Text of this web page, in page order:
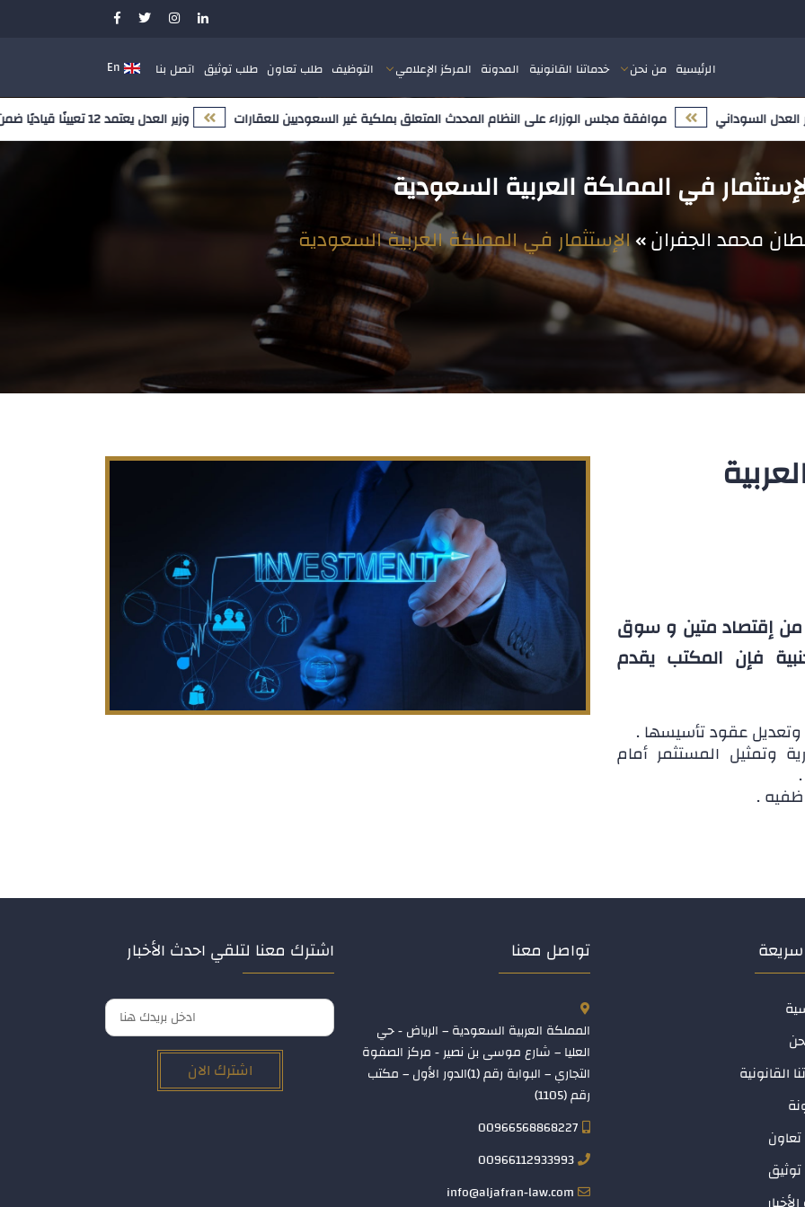
الرئيسية من نحن خدماتنا القانونية المدونة المركز الإعلامي التوظيف طلب تعاون طلب توثيق اتصل بنا En
وزير العدل يعتمد 12 تعيينًا قياديًا ضمن مسار تمكين الكفاءات الوطنية وتعزيز النضج المؤسسي موافقة مجلس الوزراء على النظام المحدث المتعلق بملكية غير السعوديين للعقارات
في المملكة العربية السعودية
محمد الجفران الإستثمار في المملكة العربية السعودية
من إقتصاد متين و سوق
فإن المكتب يقدم
عقود تأسيسها .
وتمثيل المستثمر أمام
.
القانونية
تواصل معنا
المملكة العربية السعودية – الرياض - حي
العليا – شارع موسى بن نصير - مركز الصفوة
التجاري – البوابة رقم (1)الدور الأول – مكتب
رقم (1105)
00966568868227
00966112933993
info@aljafran-law.com
اشترك معنا لتلقي احدث الأخبار
اشترك الان